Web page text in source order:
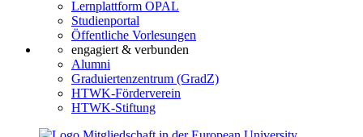
Lernplattform OPAL
Studienportal
Öffentliche Vorlesungen
engagiert & verbunden
Alumni
Graduiertenzentrum (GradZ)
HTWK-Förderverein
HTWK-Stiftung